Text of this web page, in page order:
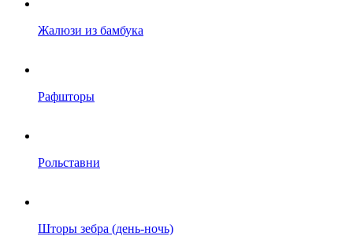
Жалюзи из бамбука
Рафшторы
Рольставни
Шторы зебра (день-ночь)